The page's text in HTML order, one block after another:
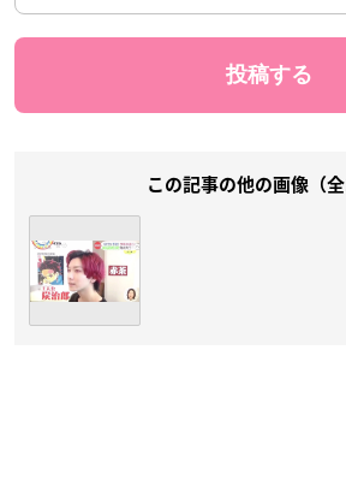
この記事の他の画像（全